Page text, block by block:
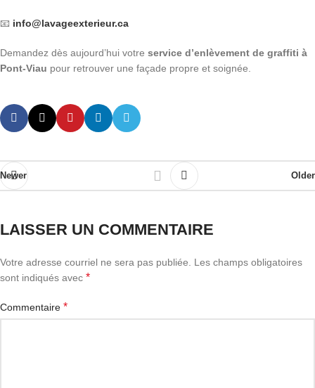
📧 info@lavageexterieur.ca
Demandez dès aujourd’hui votre service d’enlèvement de graffiti à
Pont-Viau pour retrouver une façade propre et soignée.
Newer Older
LAISSER UN COMMENTAIRE
Votre adresse courriel ne sera pas publiée.
Les champs obligatoires
sont indiqués avec *
Commentaire *